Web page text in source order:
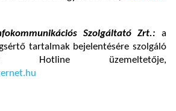
Szolgáltató Zrt.: a
tartalmak bejelentésére szolgáló
Hotline üzemeltetője,